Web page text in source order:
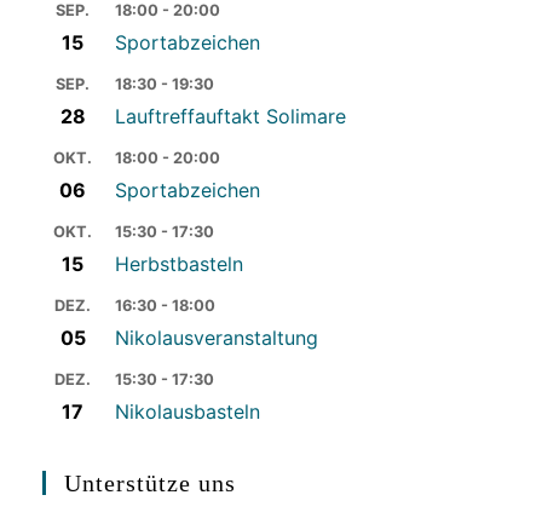
SEP.
15
18:00 - 20:00
Sportabzeichen
SEP.
28
18:30 - 19:30
Lauftreffauftakt Solimare
OKT.
06
18:00 - 20:00
Sportabzeichen
OKT.
15
15:30 - 17:30
Herbstbasteln
DEZ.
05
16:30 - 18:00
Nikolausveranstaltung
DEZ.
17
15:30 - 17:30
Nikolausbasteln
Unterstütze uns